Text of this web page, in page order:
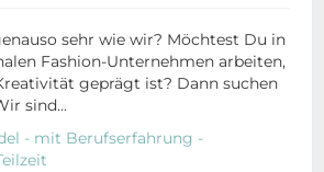
sehr wie wir? Möchtest Du in
Fashion-Unternehmen arbeiten,
geprägt ist? Dann suchen
sind...
- mit Berufserfahrung -